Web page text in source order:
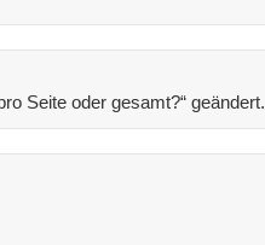
Seite oder gesamt?“ geändert.